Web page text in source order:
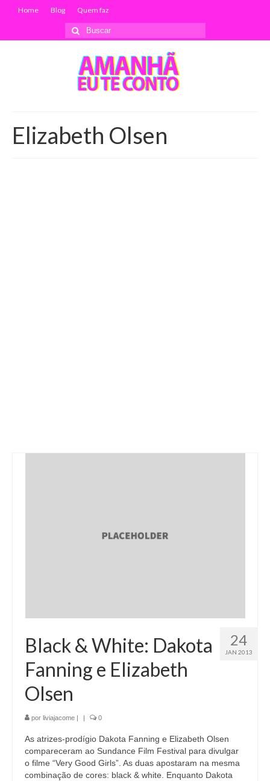
Home Blog Quem faz
Buscar
por:
Elizabeth Olsen
24
JAN 2013
Black & White: Dakota
Fanning e Elizabeth
Olsen
por liviajacome | | 0
As atrizes-prodígio Dakota Fanning e Elizabeth Olsen
compareceram ao Sundance Film Festival para divulgar
o filme “Very Good Girls”. As duas apostaram na mesma
combinação de cores: black & white. Enquanto Dakota